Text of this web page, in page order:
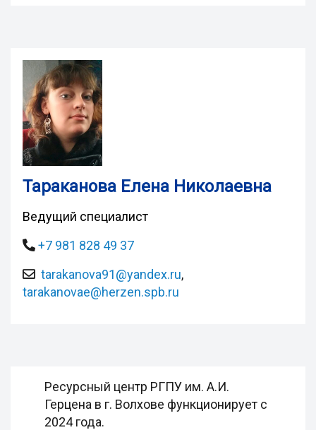
Тараканова Елена Николаевна
Ведущий специалист
+7 981 828 49 37
tarakanova91@yandex.ru,
tarakanovae@herzen.spb.ru
Ресурсный центр РГПУ им. А.И.
Герцена в г. Волхове функционирует с
2024 года.